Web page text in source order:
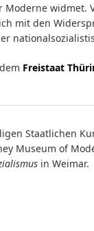
Moderne
mit den
dem Freistaat
Staatlichen
Museum of
in Weimar.